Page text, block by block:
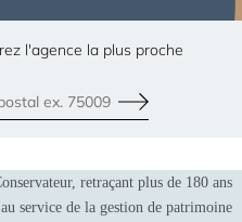
l'agence la plus proche
Envoyer